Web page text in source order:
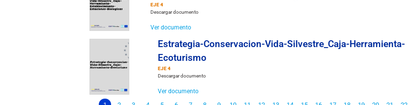
EJE 4
Descargar documento
Ver documento
Estrategia-Conservacion-Vida-Silvestre_Caja-Herramienta-
Ecoturismo
EJE 4
Descargar documento
Ver documento